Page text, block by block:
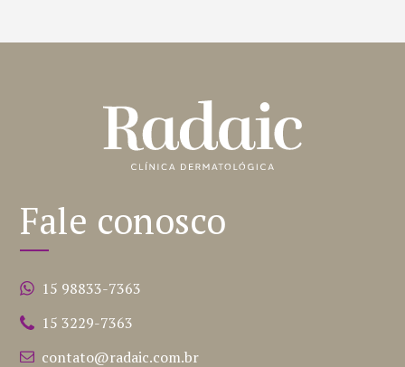
Fale conosco
15 98833-7363
15 3229-7363
contato@radaic.com.br